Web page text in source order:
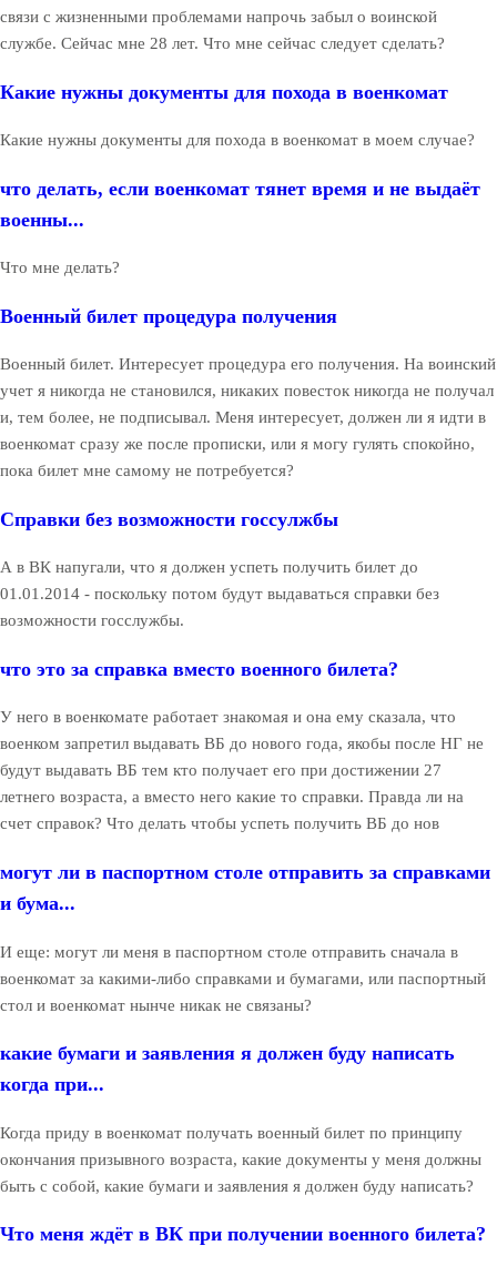
связи с жизненными проблемами напрочь забыл о воинской
службе. Сейчас мне 28 лет. Что мне сейчас следует сделать?
Какие нужны документы для похода в военкомат
Какие нужны документы для похода в военкомат в моем случае?
что делать, если военкомат тянет время и не выдаёт
военны...
Что мне делать?
Военный билет процедура получения
Военный билет. Интересует процедура его получения. На воинский
учет я никогда не становился, никаких повесток никогда не получал
и, тем более, не подписывал. Меня интересует, должен ли я идти в
военкомат сразу же после прописки, или я могу гулять спокойно,
пока билет мне самому не потребуется?
Справки без возможности госсулжбы
А в ВК напугали, что я должен успеть получить билет до
01.01.2014 - поскольку потом будут выдаваться справки без
возможности госслужбы.
что это за справка вместо военного билета?
У него в военкомате работает знакомая и она ему сказала, что
военком запретил выдавать ВБ до нового года, якобы после НГ не
будут выдавать ВБ тем кто получает его при достижении 27
летнего возраста, а вместо него какие то справки. Правда ли на
счет справок? Что делать чтобы успеть получить ВБ до нов
могут ли в паспортном столе отправить за справками
и бума...
И еще: могут ли меня в паспортном столе отправить сначала в
военкомат за какими-либо справками и бумагами, или паспортный
стол и военкомат нынче никак не связаны?
какие бумаги и заявления я должен буду написать
когда при...
Когда приду в военкомат получать военный билет по принципу
окончания призывного возраста, какие документы у меня должны
быть с собой, какие бумаги и заявления я должен буду написать?
Что меня ждёт в ВК при получении военного билета?